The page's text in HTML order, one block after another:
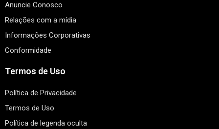
Anuncie Conosco
Relações com a mídia
Informações Corporativas
Conformidade
Termos de Uso
Política de Privacidade
Termos de Uso
Política de legenda oculta